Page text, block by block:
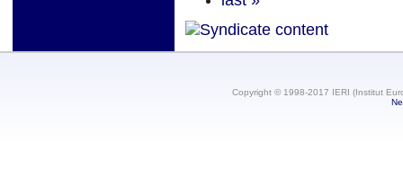
Copyright © 1998-2017 IERI (Institut